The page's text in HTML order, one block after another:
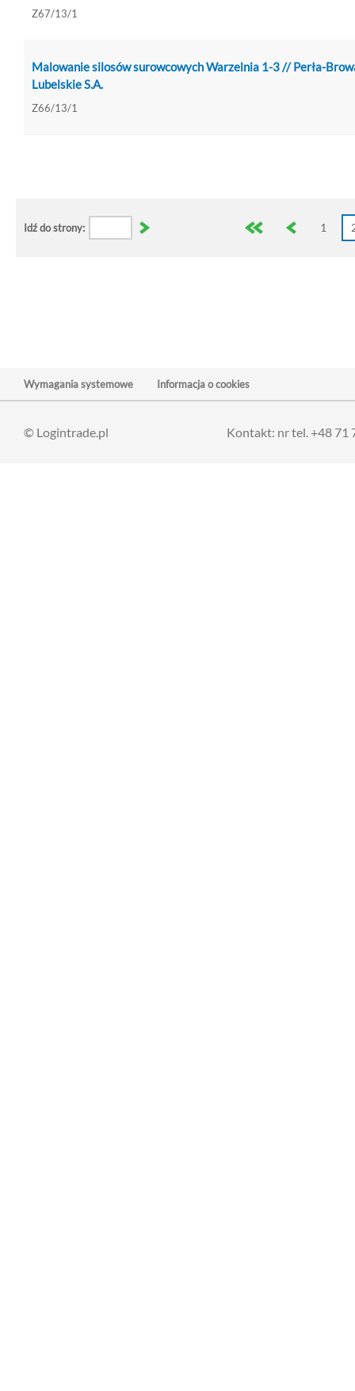
Z67/13/1
Malowanie silosów surowcowych Warzelnia 1-3 // Perła-
Lubelskie S.A.
Z66/13/1
Idź do strony: 1
Wymagania systemowe Informacja o cookies
© Logintrade.pl Kontakt: nr tel. +48 71